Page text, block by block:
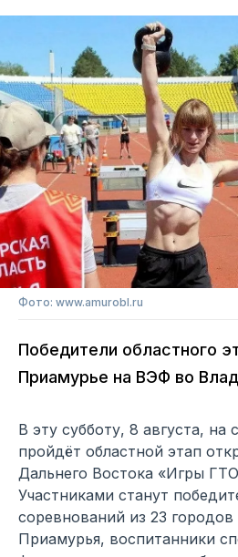
Фото: www.amurobl.ru
Победители областного
Приамурье на ВЭФ во
В эту субботу, 8 августа, на
пройдёт областной этап
Дальнего Востока «Игры
Участниками станут
соревнований из 23 городов
Приамурья, воспитанники